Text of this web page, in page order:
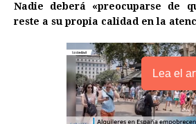
Nadie deberá «preocuparse de
reste a su propia calidad en la
Lea el